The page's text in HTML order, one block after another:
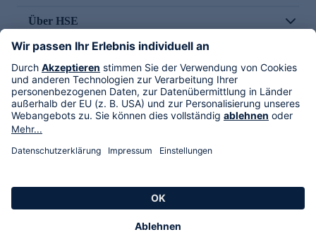
Über HSE
Im TV
HSE International